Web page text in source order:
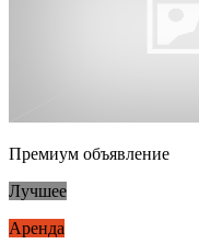
Премиум объявление
Лучшее
Аренда